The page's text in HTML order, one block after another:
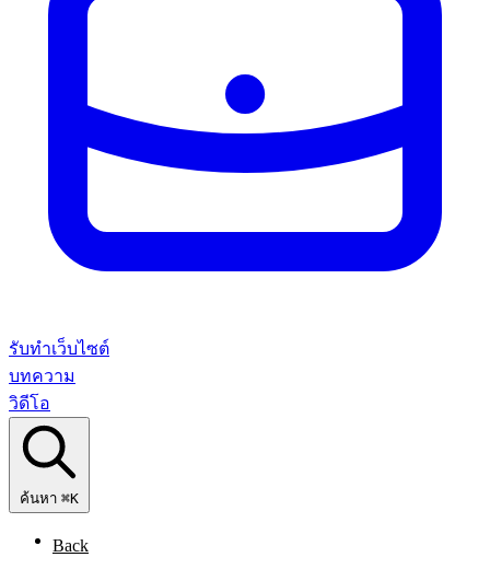
รับทำเว็บไซต์
บทความ
วิดีโอ
ค้นหา ⌘K
Back